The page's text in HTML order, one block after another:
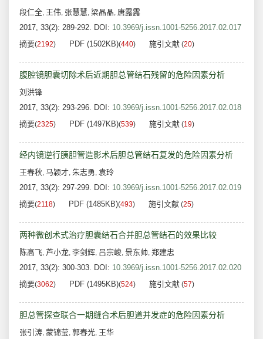
段仁全, 王伟, 张慧慧, 梁晶晶, 唐露露
2017, 33(2): 289-292. DOI: 10.3969/j.issn.1001-5256.2017.02.017
摘要(2192) PDF (1502KB)(440) 施引文献 (20)
腹腔镜胆囊切除术后近期胆总管结石残留的危险因素分析
刘洪锋
2017, 33(2): 293-296. DOI: 10.3969/j.issn.1001-5256.2017.02.018
摘要(2325) PDF (1497KB)(539) 施引文献 (19)
经内镜逆行胰胆管造影术后胆总管结石复发的危险因素分析
王春秋, 马颖才, 朱志勇, 袁玲
2017, 33(2): 297-299. DOI: 10.3969/j.issn.1001-5256.2017.02.019
摘要(2118) PDF (1485KB)(493) 施引文献 (25)
两种微创术式治疗胆囊结石合并胆总管结石的效果比较
陈高飞, 芦小龙, 李剑辉, 吕宗峻, 景东帅, 郑建忠
2017, 33(2): 300-303. DOI: 10.3969/j.issn.1001-5256.2017.02.020
摘要(3062) PDF (1495KB)(524) 施引文献 (57)
胆总管探查联合一期缝合术后胆道并发症的危险因素分析
张引涛, 蒙锦莹, 郭春光, 王华